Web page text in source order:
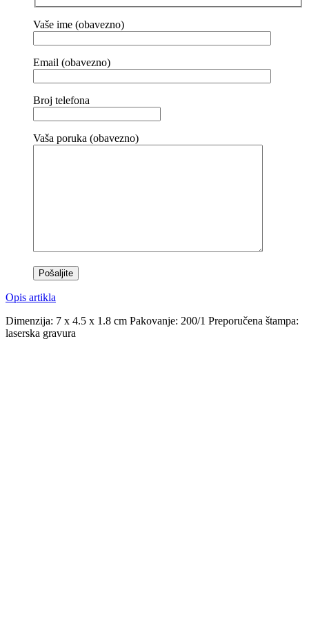
Vaše ime (obavezno)
Email (obavezno)
Broj telefona
Vaša poruka (obavezno)
Opis artikla
Dimenzija: 7 x 4.5 x 1.8 cm Pakovanje: 200/1 Preporučena štampa:
laserska gravura